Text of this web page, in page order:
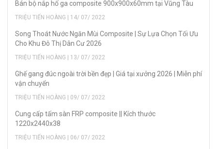
Bán bộ nắp hố ga composite 900x900x60mm tại Vũng Tàu
TRIỆU TIẾN HOÀNG | 14/ 07/ 2022
Song Thoát Nước Ngăn Mùi Composite | Sự Lựa Chọn Tối Ưu
Cho Khu Đô Thị Dân Cư 2026
TRIỆU TIẾN HOÀNG | 13/ 07/ 2022
Ghế gang đúc ngoài trời bền đẹp | Giá tại xưởng 2026 | Miễn phí
vận chuyển
TRIỆU TIẾN HOÀNG | 09/ 07/ 2022
Cung cấp tấm sàn FRP composite || Kích thước
1220x2440x38
TRIỆU TIẾN HOÀNG | 06/ 07/ 2022